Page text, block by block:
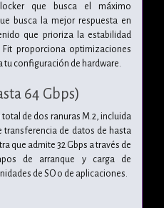
que busca el máximo
busca la mejor respuesta en
que prioriza la estabilidad
proporciona optimizaciones
tu configuración de hardware.
64 Gbps)
total de dos ranuras M.2, incluida
de datos de hasta
que admite 32 Gbps a través de
de arranque y carga de
de SO o de aplicaciones.